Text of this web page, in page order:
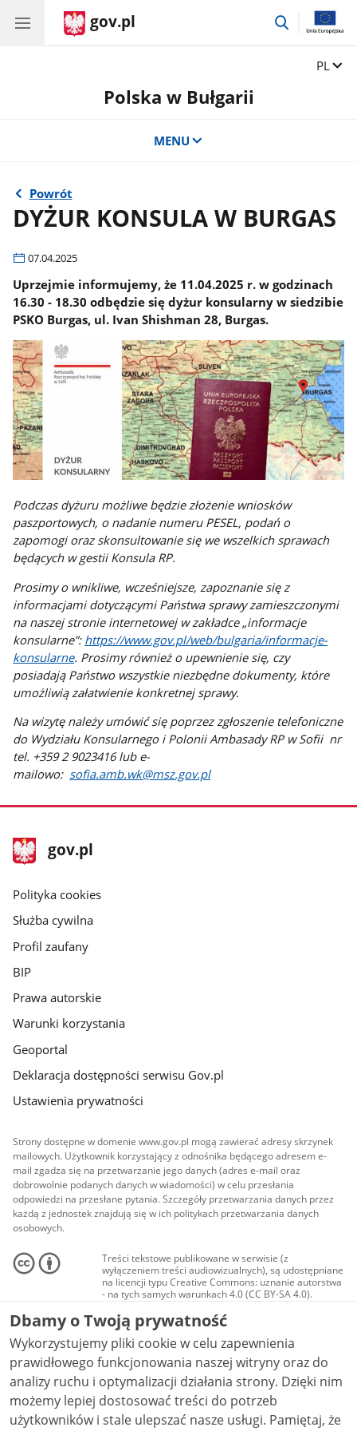
gov.pl
przejdź
Zmień
PL
Polska w Bułgarii
MENU
Powrót
DYŻUR KONSULA W BURGAS
07.04.2025
Uprzejmie informujemy, że 11.04.2025 r. w godzinach
16.30 - 18.30 odbędzie się dyżur konsularny w siedzibie
PSKO Burgas, ul. Ivan Shishman 28, Burgas.
Podczas dyżuru możliwe będzie złożenie wniosków
paszportowych, o nadanie numeru PESEL, podań o
zapomogi oraz skonsultowanie się we wszelkich sprawach
będących w gestii Konsula RP.
Prosimy o wnikliwe, wcześniejsze, zapoznanie się z
informacjami dotyczącymi Państwa sprawy zamieszczonymi
na naszej stronie internetowej w zakładce „informacje
konsularne”: https://www.gov.pl/web/bulgaria/informacje-
konsularne. Prosimy również o upewnienie się, czy
posiadają Państwo wszystkie niezbędne dokumenty, które
umożliwią załatwienie konkretnej sprawy.
Na wizytę należy umówić się poprzez zgłoszenie telefoniczne
do Wydziału Konsularnego i Polonii Ambasady RP w Sofii nr
tel. +359 2 9023416 lub e-
mailowo: sofia.amb.wk@msz.gov.pl
stopka
gov.pl
Strona
gov.pl
gov.pl
Polityka cookies
Służba cywilna
Profil zaufany
BIP
Prawa autorskie
Warunki korzystania
Geoportal
Deklaracja dostępności serwisu Gov.pl
Ustawienia prywatności
Strony dostępne w domenie www.gov.pl mogą zawierać adresy skrzynek
mailowych. Użytkownik korzystający z odnośnika będącego adresem e-
mail zgadza się na przetwarzanie jego danych (adres e-mail oraz
dobrowolnie podanych danych w wiadomości) w celu przesłania
odpowiedzi na przesłane pytania. Szczegóły przetwarzania danych przez
każdą z jednostek znajdują się w ich politykach przetwarzania danych
osobowych.
Treści tekstowe publikowane w serwisie (z
wyłączeniem treści audiowizualnych), są udostępniane
na licencji typu Creative Commons: uznanie autorstwa
- na tych samych warunkach 4.0 (CC BY-SA 4.0).
Materiały audiowizualne, w tym zdjęcia, materiały
audio i wideo, są udostępniane na licencji typu
Creative Commons: uznanie autorstwa użycie
niekomercyjne - bez utworów zależnych 4.0 (CC BY-
NC-ND 4.0), o ile nie jest to stwierdzone inaczej.
Dbamy o Twoją prywatność
Wykorzystujemy pliki cookie w celu zapewnienia
prawidłowego funkcjonowania naszej witryny oraz do
analizy ruchu i optymalizacji działania strony. Dzięki nim
możemy lepiej dostosować treści do potrzeb
użytkowników i stale ulepszać nasze usługi. Pamiętaj, że